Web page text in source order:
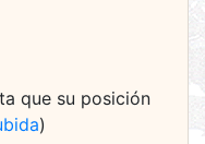
que su posición
)